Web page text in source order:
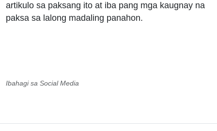
artikulo sa paksang ito at iba pang mga kaugnay na
paksa sa lalong madaling panahon.
Ibahagi sa Social Media